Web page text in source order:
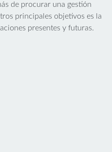
de procurar una gestión
principales objetivos es la
presentes y futuras.